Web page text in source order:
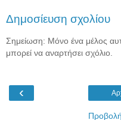
Δημοσίευση σχολίου
Σημείωση: Μόνο ένα μέλος
μπορεί να αναρτήσει σχόλιο.
‹